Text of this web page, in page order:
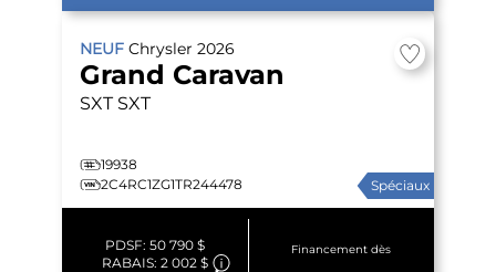
NEUF Chrysler 2026
Grand Caravan
SXT SXT
19938
2C4RC1ZG1TR244478
Spéciaux
PDSF: 50 790 $
RABAIS: 2 002 $
Financement dès